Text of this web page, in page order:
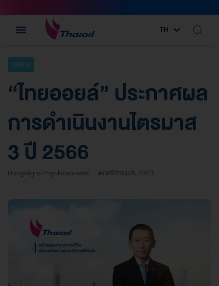
TH
EN
องค์กร
“ไทยออยล์” ประกาศผล
การดำเนินงานไตรมาส
3 ปี 2566
Rungwigrai Payakkanuwat พฤศจิกายน 8, 2023